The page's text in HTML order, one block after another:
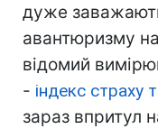
дуже
авантюризму
відомий
- індекс страху
зараз впритул